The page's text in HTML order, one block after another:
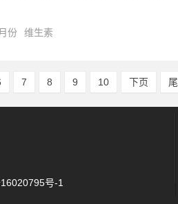
份 维生素
7 8 9 10 下页
号-1